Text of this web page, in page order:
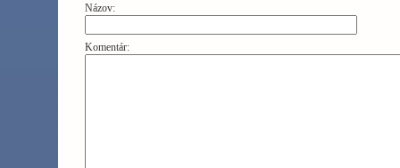
Názov:
Komentár: